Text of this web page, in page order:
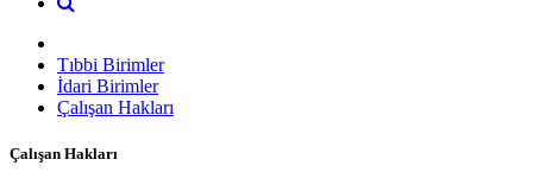
Tıbbi Birimler
İdari Birimler
Çalışan Hakları
Çalışan Hakları